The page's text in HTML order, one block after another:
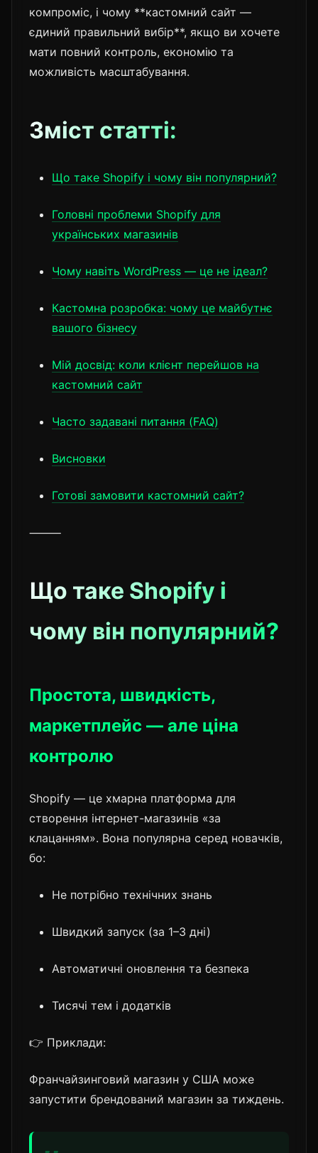
компроміс, і чому **кастомний сайт —
єдиний правильний вибір**, якщо ви хочете
мати повний контроль, економію та
можливість масштабування.
Зміст статті:
Що таке Shopify і чому він популярний?
Головні проблеми Shopify для
українських магазинів
Чому навіть WordPress — це не ідеал?
Кастомна розробка: чому це майбутнє
вашого бізнесу
Мій досвід: коли клієнт перейшов на
кастомний сайт
Часто задавані питання (FAQ)
Висновки
Готові замовити кастомний сайт?
⸻
Що таке Shopify і
чому він популярний?
Простота, швидкість,
маркетплейс — але ціна
контролю
Shopify — це хмарна платформа для
створення інтернет-магазинів «за
клацанням». Вона популярна серед новачків,
бо:
Не потрібно технічних знань
Швидкий запуск (за 1–3 дні)
Автоматичні оновлення та безпека
Тисячі тем і додатків
👉 Приклади:
Франчайзинговий магазин у США може
запустити брендований магазин за тиждень.